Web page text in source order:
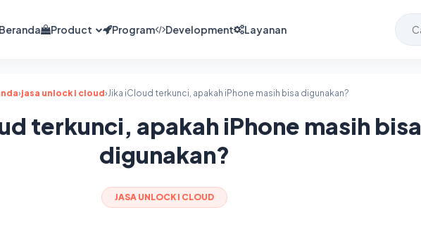
Beranda Product Program Development Layanan
›jasa unlock i cloud›Jika iCloud terkunci, apakah iPhone masih bisa digunakan?
terkunci, apakah iPhone masih bisa
digunakan?
JASA UNLOCK I CLOUD